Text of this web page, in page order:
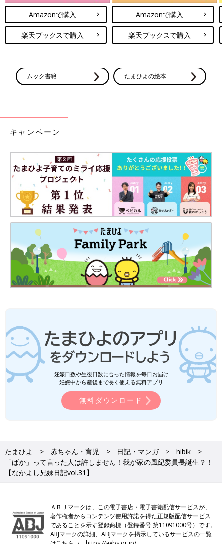
Amazonで購入
楽天ブックスで購入
Amazonで購入
楽天ブックスで購入
ムック書籍 たまひよの絵本
キャンペーン
妊娠日数や生後日数に合った情報を毎日お届け
妊娠中から産後まで長く使える無料アプリ
無料ダウンロード
たまひよ 赤ちゃん・育児 日記・マンガ
hibik
「ばか」って言った人は許しません！我が家の風紀委員長誕生？！
【なかよし兄妹日記vol.31】
ＡＢＪマークは、この電子書店・電子書籍配信サービスが、
著作権者からコンテンツ使用許諾を得た正規版配信サービス
であることを示す登録商標（登録番号 第11091000号）です。
ABJマークの詳細、ABJマークを掲示しているサービスの一覧